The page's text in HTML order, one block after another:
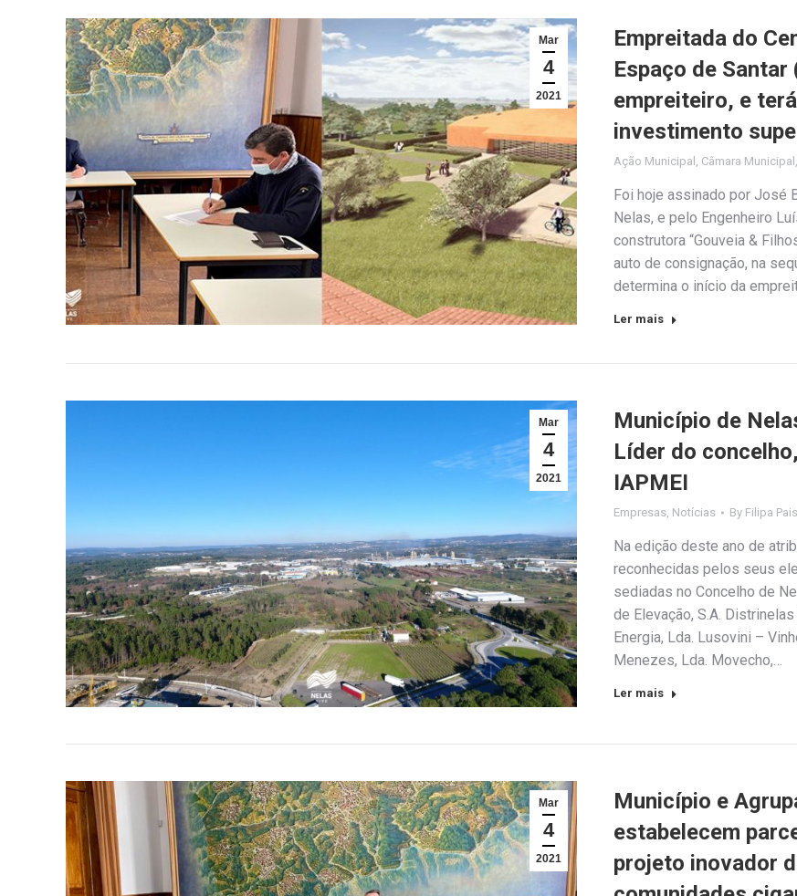
Mar
4
2021
Empreitada do
Espaço de
empreiteiro, e
investimento
Ação Municipal , Câmara Municipal ,
Foi hoje assinado por José
Nelas, e pelo Engenheiro
construtora “Gouveia &
auto de consignação, na
determina o início da
Ler mais
Mar
4
2021
Município de
Líder do
IAPMEI
Empresas, Notícias By Filipa Pais
Na edição deste ano de
reconhecidas pelos seus
sediadas no Concelho de
de Elevação, S.A.
Energia, Lda. Lusovini –
Menezes, Lda. Movecho,…
Ler mais
Mar
4
2021
Município e
estabelecem
projeto inovador